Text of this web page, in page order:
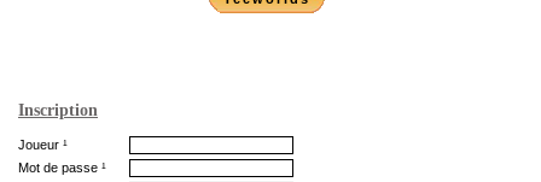
Inscription
Joueur ¹
Mot de passe ¹